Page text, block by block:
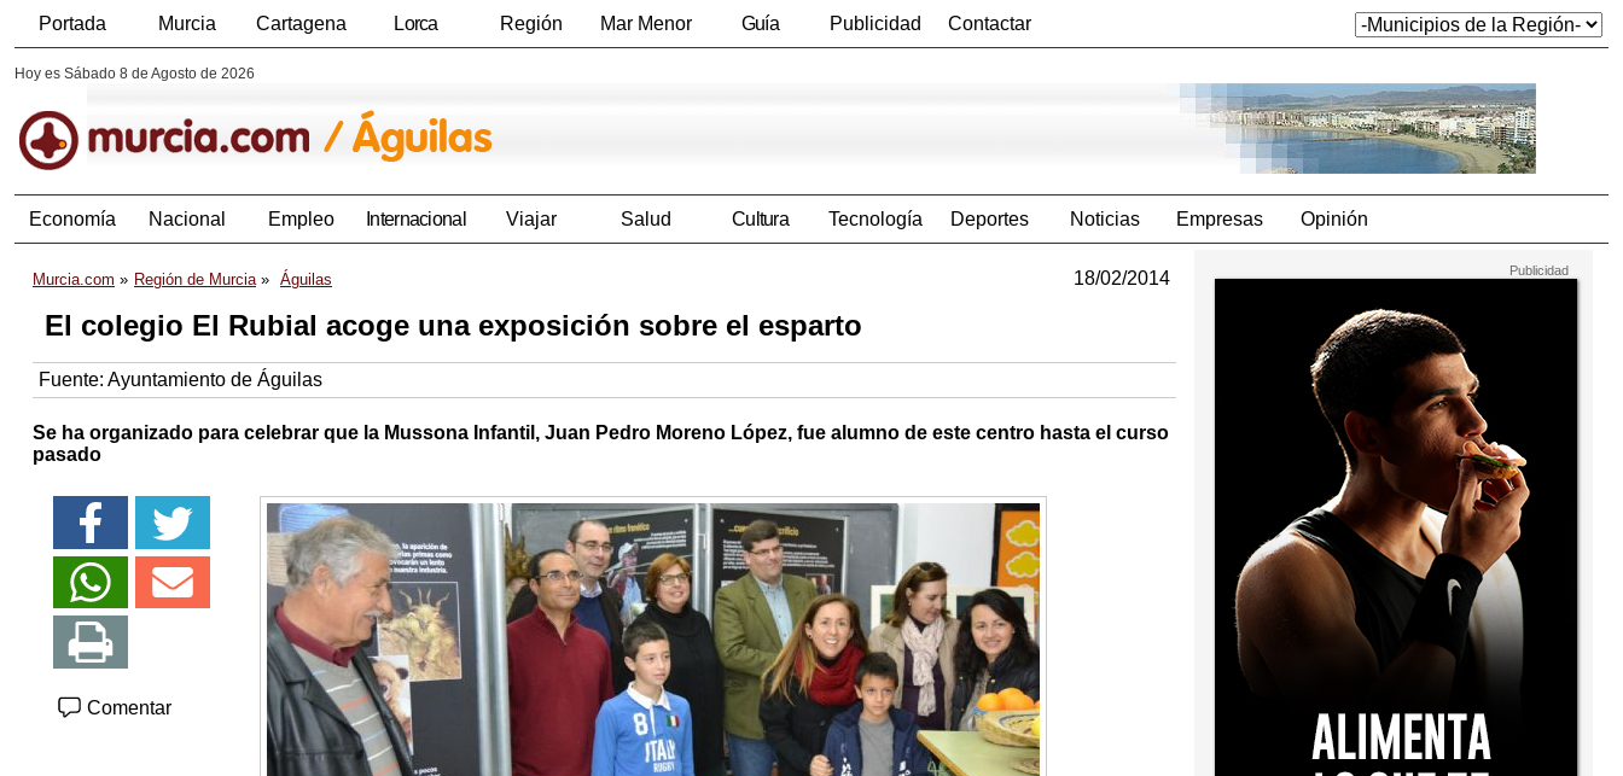
Portada Murcia Cartagena Lorca Región Mar Menor Guía Publicidad Contactar
Hoy es Sábado 8 de Agosto de 2026
Economía Nacional Empleo Internacional Viajar Salud Cultura Tecnología Deportes Noticias Empresas Opinión
Murcia.com Región de Murcia Águilas 18/02/2014
El colegio El Rubial acoge una exposición sobre el esparto
Fuente: Ayuntamiento de Águilas
Se ha organizado para celebrar que la Mussona Infantil, Juan Pedro Moreno López, fue alumno de este centro hasta el curso
pasado
Comentar